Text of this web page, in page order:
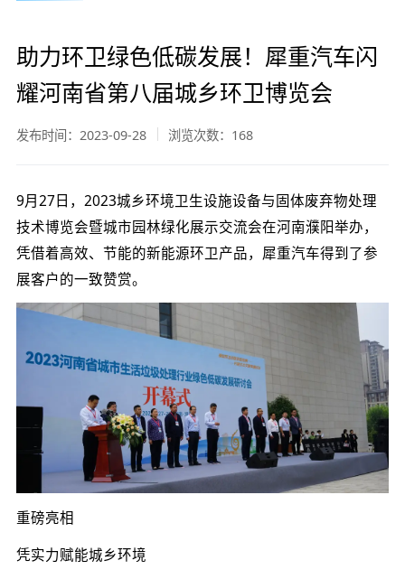
助力环卫绿色低碳发展！犀重汽车闪
耀河南省第八届城乡环卫博览会
发布时间：2023-09-28 浏览次数： 168
9月27日，2023城乡环境卫生设施设备与固体废弃物处理
技术博览会暨城市园林绿化展示交流会在河南濮阳举办，
凭借着高效、节能的新能源环卫产品，犀重汽车得到了参
展客户的一致赞赏。
重磅亮相
凭实力赋能城乡环境